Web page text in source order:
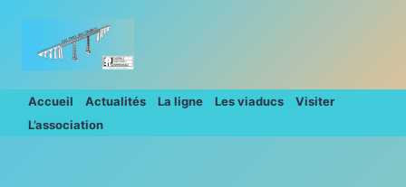
contenu
Accueil Actualités La ligne Les viaducs
Visiter
L’association